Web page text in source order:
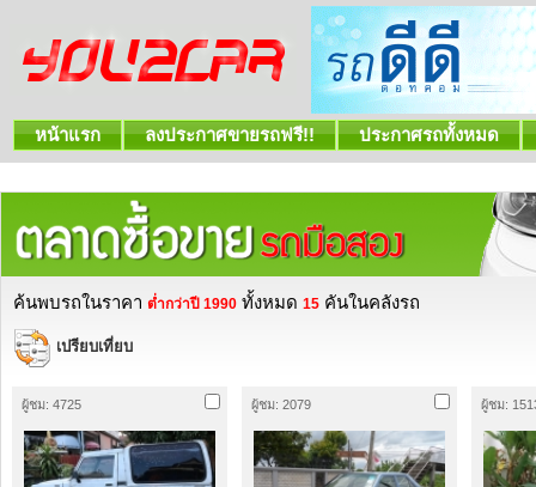
หน้าแรก ลงประกาศขายรถฟรี!! ประกาศรถทั้งหมด
ค้นพบรถในราคา ต่ำกว่าปี 1990 ทั้งหมด 15 คันในคลังรถ
เปรียบเที่ยบ
ผู้ชม: 4725 ผู้ชม: 2079 ผู้ชม: